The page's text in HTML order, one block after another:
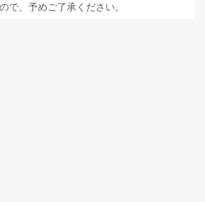
で、予めご了承ください。